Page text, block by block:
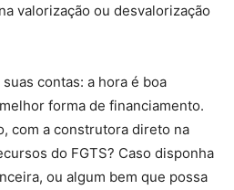
valorização ou desvalorização
contas: a hora é boa
forma de financiamento.
com a construtora direto na
do FGTS? Caso disponha
ou algum bem que possa